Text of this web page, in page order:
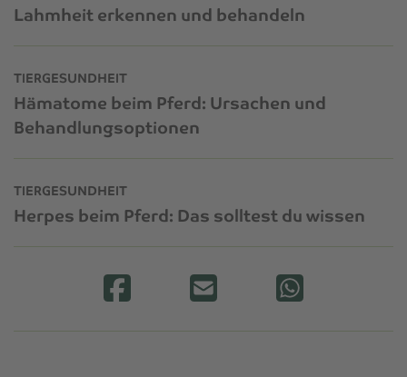
Lahmheit erkennen und behandeln
TIERGESUNDHEIT
Hämatome beim Pferd: Ursachen und
Behandlungsoptionen
TIERGESUNDHEIT
Herpes beim Pferd: Das solltest du wissen